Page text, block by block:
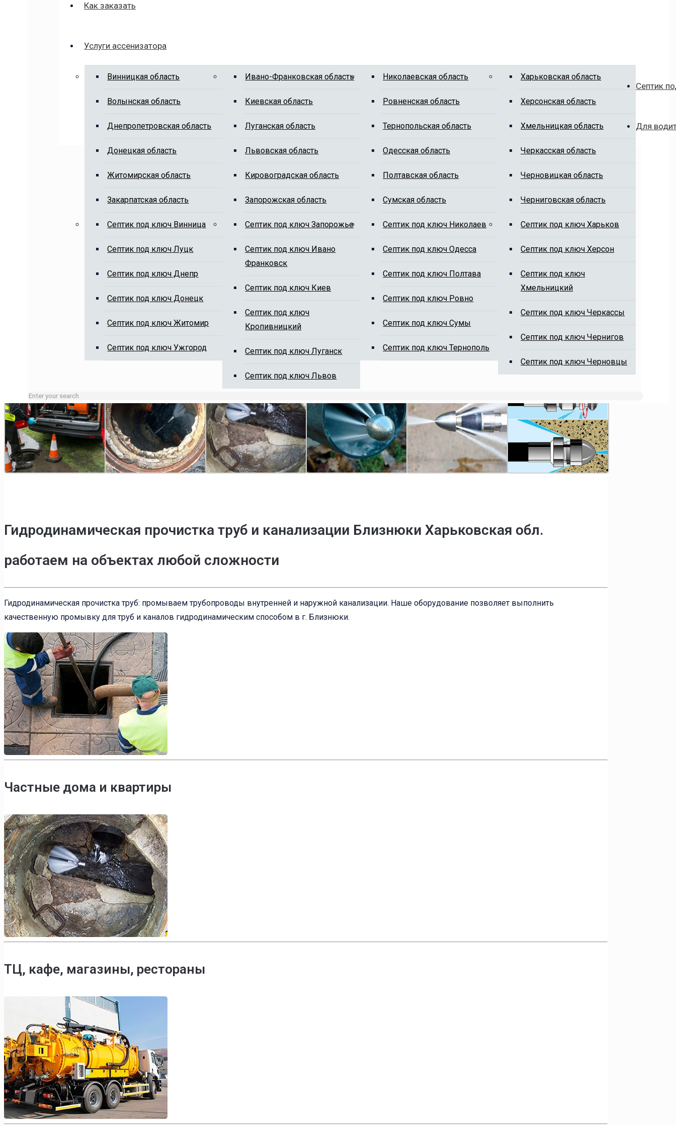
Как заказать
Услуги ассенизатора
Винницкая область
Волынская область
Днепропетровская область
Донецкая область
Житомирская область
Закарпатская область
Ивано-Франковская область
Киевская область
Луганская область
Львовская область
Кировоградская область
Запорожская область
Николаевская область
Ровненская область
Тернопольская область
Одесская область
Полтавская область
Сумская область
Харьковская область
Херсонская область
Хмельницкая область
Черкасская область
Черновицкая область
Черниговская область
Септик
Cептик под ключ Винница
Cептик под ключ Луцк
Cептик под ключ Днепр
Cептик под ключ Донецк
Cептик под ключ Житомир
Cептик под ключ Ужгород
Cептик под ключ Запорожье
Cептик под ключ Ивано
Франковск
Cептик под ключ Киев
Cептик под ключ
Кропивницкий
Cептик под ключ Луганск
Cептик под ключ Львов
Cептик под ключ Николаев
Cептик под ключ Одесса
Cептик под ключ Полтава
Cептик под ключ Ровно
Cептик под ключ Сумы
Cептик под ключ Тернополь
Cептик под ключ Харьков
Cептик под ключ Херсон
Cептик под ключ
Хмельницкий
Cептик под ключ Черкассы
Cептик под ключ Чернигов
Cептик под ключ Черновцы
Для
Выкачка выгребных ям, чистка ям от ила
Занятые линии или нерабочие время оставляйте заявку на сайте, мы Вам перезвоним.
Гидродинамическая прочистка труб и канализации Близнюки Харьковская обл.
работаем на объектах любой сложности
Гидродинамическая прочистка труб: промываем трубопроводы внутренней и наружной канализации. Наше оборудование позволяет выполнить
качественную промывку для труб и каналов гидродинамическим способом в г. Близнюки.
Частные дома и квартиры
ТЦ, кафе, магазины, рестораны